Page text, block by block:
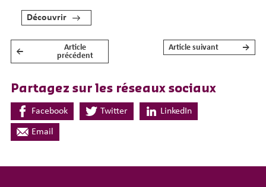
Découvrir
NAVIGATION DE L’ARTICLE
←
Article
précédent
Article suivant →
Partagez sur les réseaux sociaux
Facebook Twitter LinkedIn
Email